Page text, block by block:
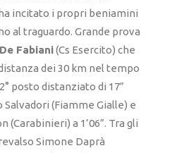
incitato i propri beniamini
al traguardo. Grande prova
Fabiani(Cs Esercito) che
dei 30 km nel tempo
2° posto distanziato di 17”
Salvadori (Fiamme Gialle) e
(Carabinieri) a 1’06”. Tra gli
Simone Daprà